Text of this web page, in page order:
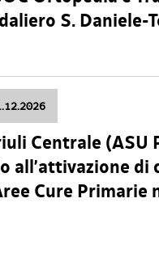
S. Daniele-
Centrale (ASU
all’attivazione
Cure Primarie